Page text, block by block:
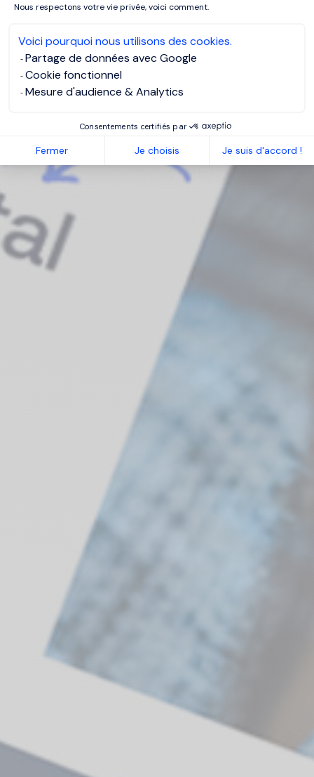
Nous respectons votre vie privée, voici comment.
Voici pourquoi nous utilisons des cookies.
Partage de données avec Google
Cookie fonctionnel
Mesure d'audience & Analytics
Consentements certifiés par
Fermer Je choisis Je suis d'accord !